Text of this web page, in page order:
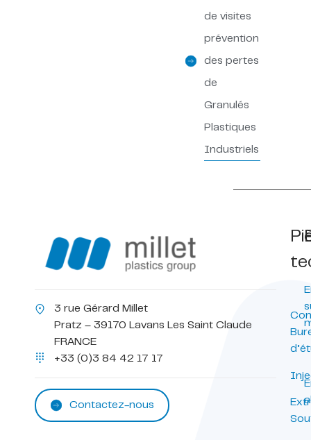
de visites
prévention
des pertes
de
Granulés
Plastiques
Industriels
3 rue Gérard Millet
Pratz – 39170 Lavans Les Saint Claude
FRANCE
+33 (0)3 84 42 17 17
Contactez-nous